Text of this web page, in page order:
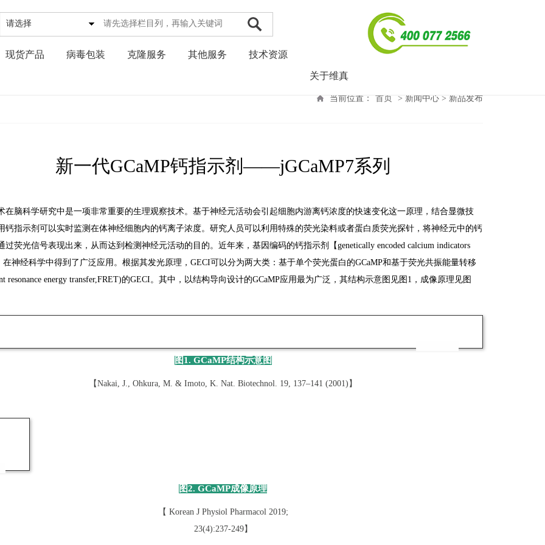
请选择
现货产品 病毒包装 克隆服务 其他服务 技术资源
关于维真
当前位置： 首页 > 新闻中心 > 新品发布
新一代GCaMP钙指示剂——jGCaMP7系列
在脑科学研究中是一项非常重要的生理观察技术。基于神经元活动会引起细胞内游离钙浓度的快速变化这一原理，结合显微技
钙指示剂可以实时监测在体神经细胞内的钙离子浓度。研究人员可以利用特殊的荧光染料或者蛋白质荧光探针，将神经元中的钙
过荧光信号表现出来，从而达到检测神经元活动的目的。近年来，基因编码的钙指示剂【genetically encoded calcium indicators
在神经科学中得到了广泛应用。根据其发光原理，GECI可以分为两大类：基于单个荧光蛋白的GCaMP和基于荧光共振能量转移
resonance energy transfer,FRET)的GECI。其中，以结构导向设计的GCaMP应用最为广泛，其结构示意图见图1，成像原理见图
图1. GCaMP结构示意图
【Nakai, J., Ohkura, M. & Imoto, K. Nat. Biotechnol. 19, 137–141 (2001)】
图2. GCaMP成像原理
【 Korean J Physiol Pharmacol 2019;
23(4):237-249】